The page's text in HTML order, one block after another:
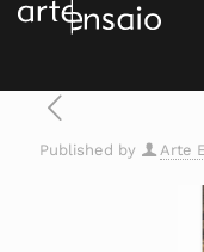
Published by Arte